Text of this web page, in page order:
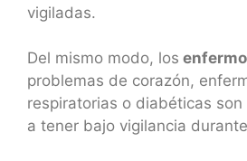
vigiladas.
Del mismo modo, los
problemas de corazón,
respiratorias o diabéticas son
a tener bajo vigilancia